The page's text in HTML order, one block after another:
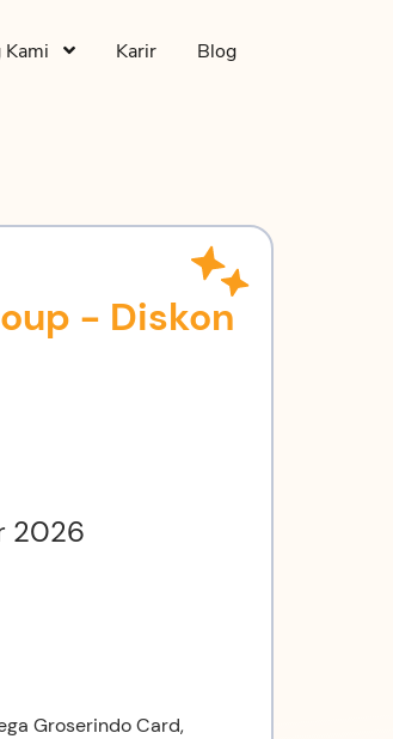
Kami Karir Blog
- Diskon
2026
Groserindo Card,